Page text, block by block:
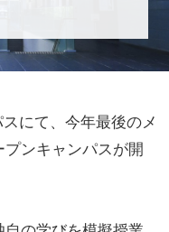
にて、今年最後のメ
ンキャンパスが開